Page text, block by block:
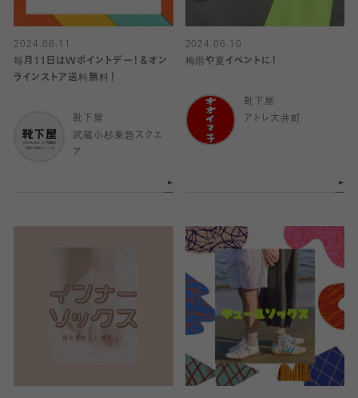
2024.06.11
毎月11日はWポイントデー！＆オン
ラインストア送料無料！
靴下屋
武蔵小杉東急スクエ
ア
2024.06.10
梅雨や夏イベントに！
靴下屋
アトレ大井町